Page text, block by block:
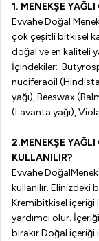
1. MENEKŞE
EvvaheDoğal
çok çeşitli bitkisel
doğal ve en kaliteli
İçindekiler:
nuciferaoil
yağı),Beeswax
(Lavanta yağı),
2.MENEKŞE
KULLANILIR?
EvvaheDoğal
kullanılır. Elinizdeki
Kremibitkisel içeriği
yardımcı olur.
bırakır.Doğal içeriği